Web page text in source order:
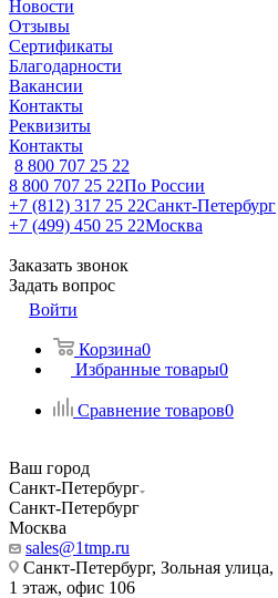
Новости
Отзывы
Сертификаты
Благодарности
Вакансии
Контакты
Реквизиты
Контакты
8 800 707 25 22
8 800 707 25 22По России
+7 (812) 317 25 22Санкт-Петербург
+7 (499) 450 25 22Москва
Заказать звонок
Задать вопрос
Войти
Корзина0
Избранные товары0
Сравнение товаров0
Ваш город
Санкт-Петербург
Санкт-Петербург
Москва
sales@1tmp.ru
Санкт-Петербург, Зольная
1 этаж, офис 106